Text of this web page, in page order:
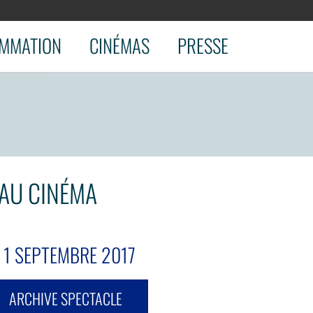
CINÉMAS PRESSE
CINÉMA
SEPTEMBRE 2017
ARCHIVE SPECTACLE